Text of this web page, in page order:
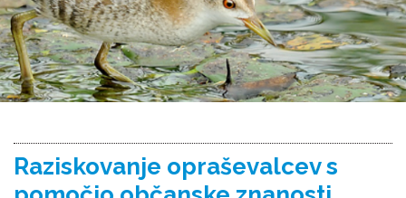
Raziskovanje opraševalcev s